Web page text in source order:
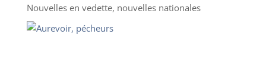
Nouvelles en vedette, nouvelles nationales